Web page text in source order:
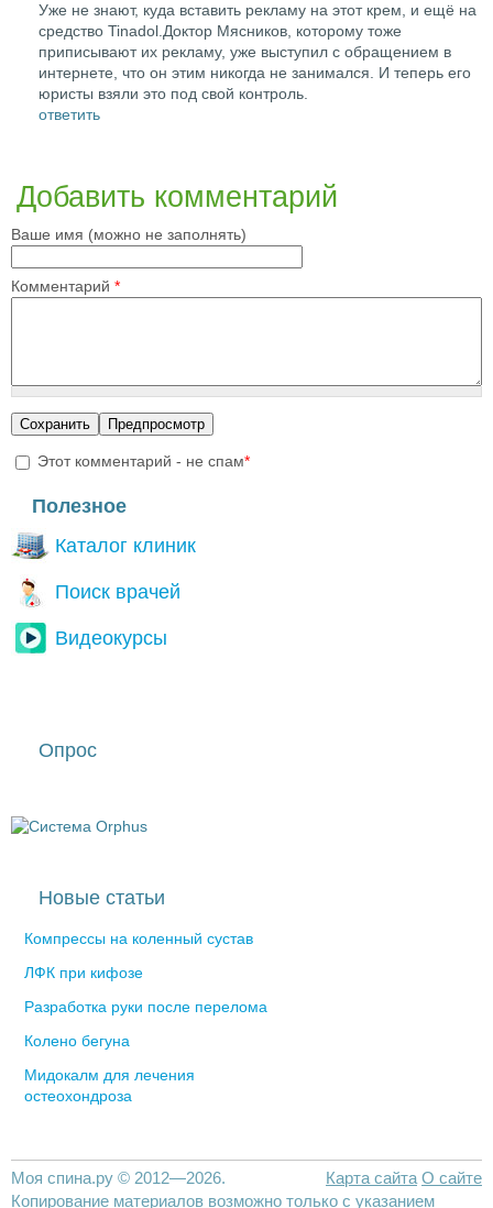
Уже не знают, куда вставить рекламу на этот крем, и ещё на
средство Tinadol.Доктор Мясников, которому тоже
приписывают их рекламу, уже выступил с обращением в
интернете, что он этим никогда не занимался. И теперь его
юристы взяли это под свой контроль.
ответить
Добавить комментарий
Ваше имя (можно не заполнять)
Комментарий *
Этот комментарий - не спам*
Полезное
Каталог клиник
Поиск врачей
Видеокурсы
Опрос
Новые статьи
Компрессы на коленный сустав
ЛФК при кифозе
Разработка руки после перелома
Колено бегуна
Мидокалм для лечения
остеохондроза
Карта сайта О сайте
Моя спина.ру © 2012—2026.
Копирование материалов возможно только с указанием